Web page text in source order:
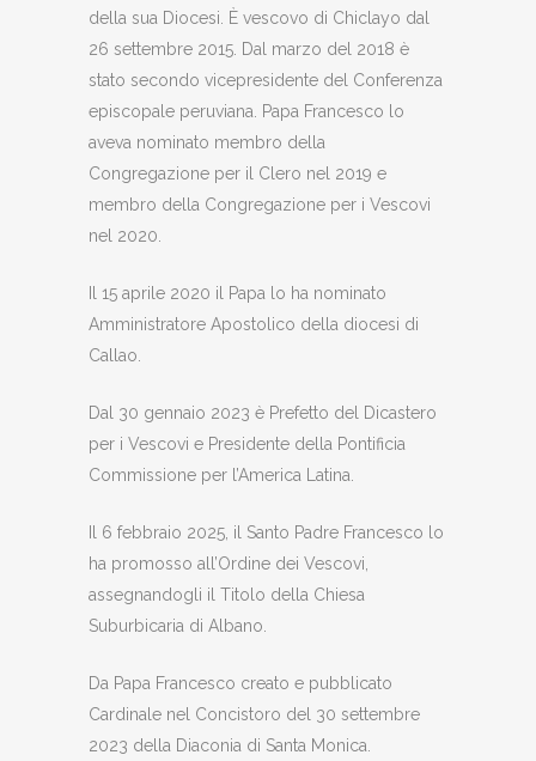
della sua Diocesi. È vescovo di Chiclayo dal
26 settembre 2015. Dal marzo del 2018 è
stato secondo vicepresidente del Conferenza
episcopale peruviana. Papa Francesco lo
aveva nominato membro della
Congregazione per il Clero nel 2019 e
membro della Congregazione per i Vescovi
nel 2020.
Il 15 aprile 2020 il Papa lo ha nominato
Amministratore Apostolico della diocesi di
Callao.
Dal 30 gennaio 2023 è Prefetto del Dicastero
per i Vescovi e Presidente della Pontificia
Commissione per l’America Latina.
Il 6 febbraio 2025, il Santo Padre Francesco lo
ha promosso all’Ordine dei Vescovi,
assegnandogli il Titolo della Chiesa
Suburbicaria di Albano.
Da Papa Francesco creato e pubblicato
Cardinale nel Concistoro del 30 settembre
2023 della Diaconia di Santa Monica.